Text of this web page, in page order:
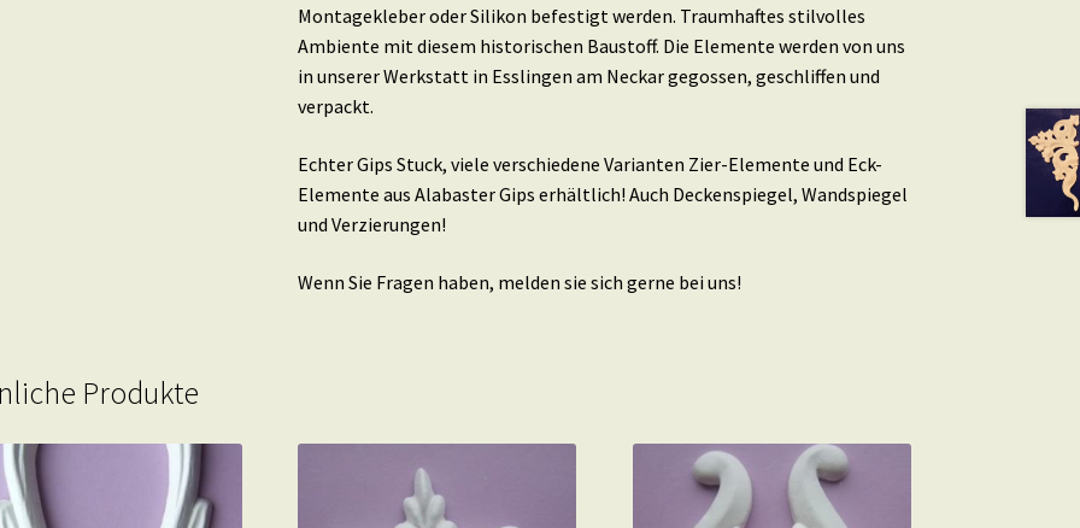
Montagekleber oder Silikon befestigt werden. Traumhaftes stilvolles
Ambiente mit diesem historischen Baustoff. Die Elemente werden von uns
in unserer Werkstatt in Esslingen am Neckar gegossen, geschliffen und
verpackt.
Echter Gips Stuck, viele verschiedene Varianten Zier-Elemente und Eck-
Elemente aus Alabaster Gips erhältlich! Auch Deckenspiegel, Wandspiegel
und Verzierungen!
Wenn Sie Fragen haben, melden sie sich gerne bei uns!
Produkte